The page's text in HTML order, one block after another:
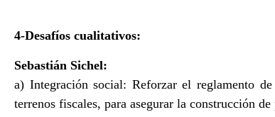
4-Desafíos cualitativos:
Sebastián Sichel:
a) Integración social: Reforzar el reglamento
terrenos fiscales, para asegurar la construcción